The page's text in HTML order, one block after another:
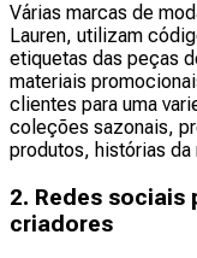
Várias marcas de
Lauren, utilizam
etiquetas das peças
materiais
clientes para uma
coleções sazonais,
produtos, histórias da
2. Redes sociais
criadores